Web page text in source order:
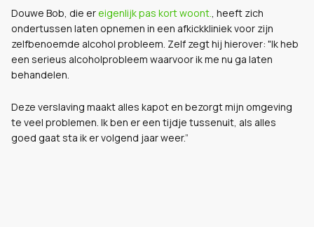
Douwe Bob, die ereigenlijk pas kort woont., heeft zich
ondertussen laten opnemen in een afkickkliniek voor zijn
zelfbenoemde alcohol probleem. Zelf zegt hij hierover: "Ik heb
een serieus alcoholprobleem waarvoor ik me nu ga laten
behandelen.
Deze verslaving maakt alles kapot en bezorgt mijn omgeving
te veel problemen. Ik ben er een tijdje tussenuit, als alles
goed gaat sta ik er volgend jaar weer.”